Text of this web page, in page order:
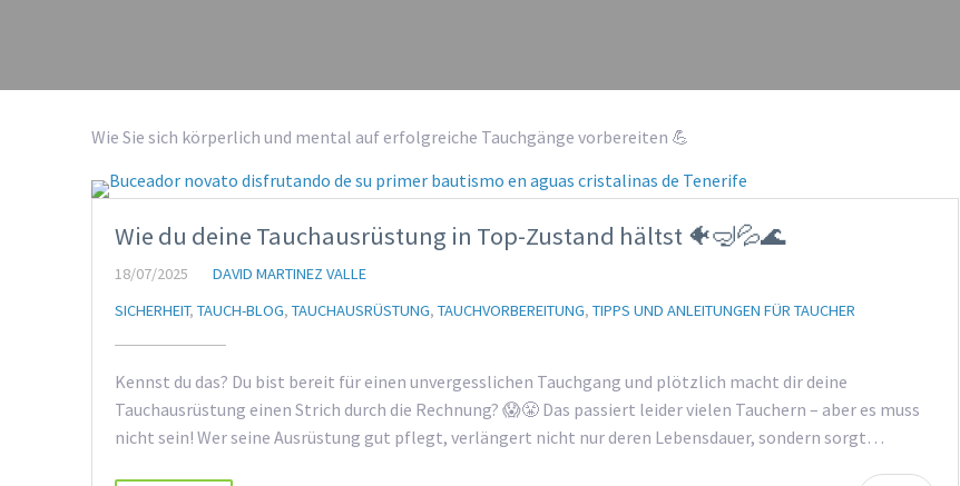
Wie Sie sich körperlich und mental auf erfolgreiche Tauchgänge vorbereiten 💪
Wie du deine Tauchausrüstung in Top-Zustand hältst 🐠🤿💦🌊
18/07/2025
DAVID MARTINEZ VALLE
SICHERHEIT, TAUCH-BLOG, TAUCHAUSRÜSTUNG, TAUCHVORBEREITUNG, TIPPS UND ANLEITUNGEN FÜR TAUCHER
Kennst du das? Du bist bereit für einen unvergesslichen Tauchgang und plötzlich macht dir deine
Tauchausrüstung einen Strich durch die Rechnung? 😱😤 Das passiert leider vielen Tauchern – aber es muss
nicht sein! Wer seine Ausrüstung gut pflegt, verlängert nicht nur deren Lebensdauer, sondern sorgt…